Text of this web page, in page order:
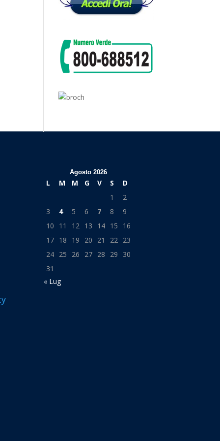
Agosto 2026
L M M G V S
D
1
2
3
4 5 6 7 8
9
10
11 12 13 14 15
16
17 18 19 20 21 22 23
24 25 26 27 28 29
30
31
« Lug